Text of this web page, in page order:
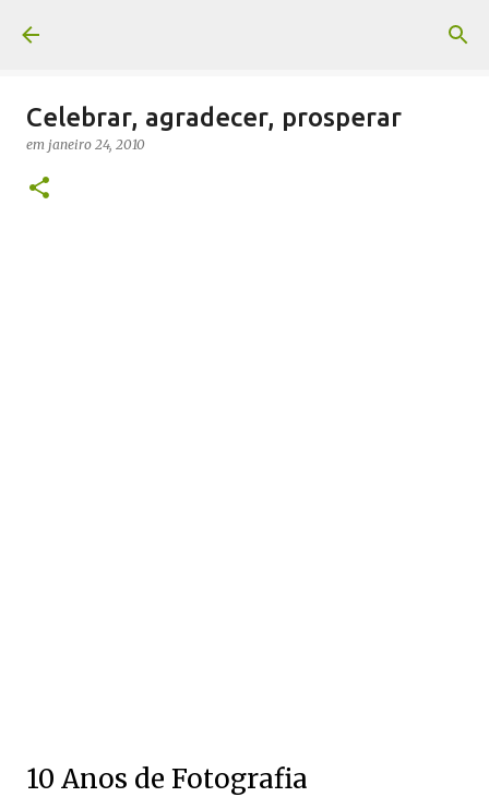
Celebrar, agradecer, prosperar
em janeiro 24, 2010
10 Anos de Fotografia